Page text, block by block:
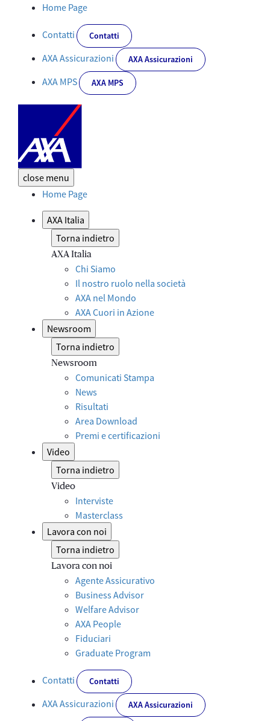
Nuovo modello organizzativo per il Gruppo AXA Italia - Corporate
Home Page
Contatti Contatti
AXA Assicurazioni AXA Assicurazioni
AXA MPS AXA MPS
close menu
Home Page
AXA Italia
Torna indietro
AXA Italia
Chi Siamo
Il nostro ruolo nella società
AXA nel Mondo
AXA Cuori in Azione
Newsroom
Torna indietro
Newsroom
Comunicati Stampa
News
Risultati
Area Download
Premi e certificazioni
Video
Torna indietro
Video
Interviste
Masterclass
Lavora con noi
Torna indietro
Lavora con noi
Agente Assicurativo
Business Advisor
Welfare Advisor
AXA People
Fiduciari
Graduate Program
Contatti Contatti
AXA Assicurazioni AXA Assicurazioni